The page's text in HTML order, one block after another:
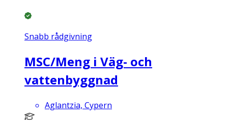
Snabb rådgivning
MSC/Meng i Väg- och
vattenbyggnad
Aglantzia, Cypern